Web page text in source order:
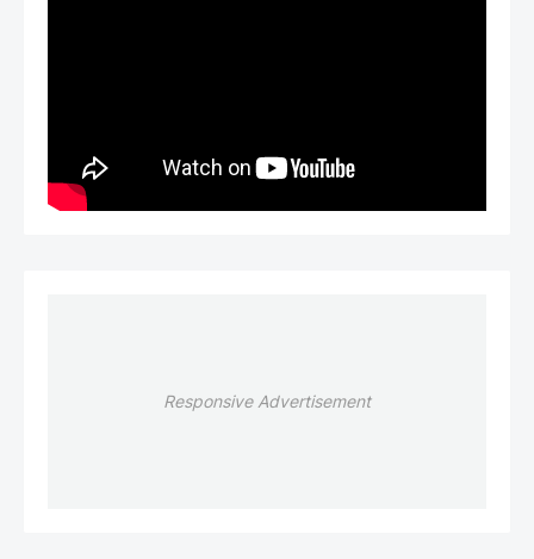
Responsive Advertisement